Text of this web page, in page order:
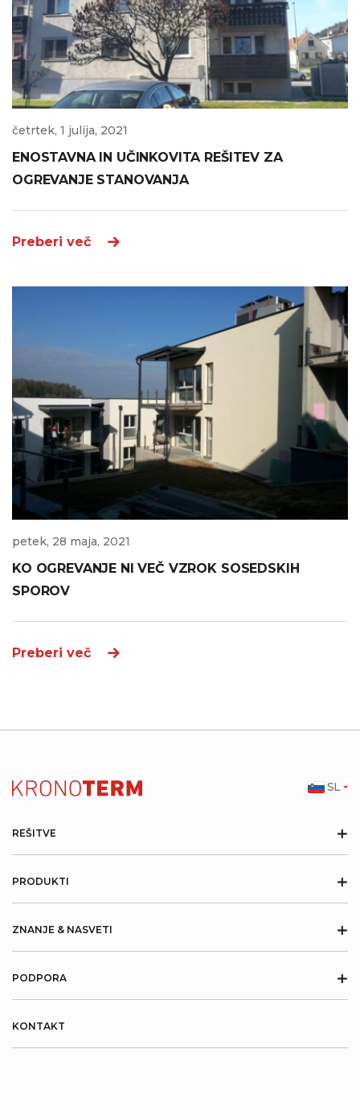
četrtek, 1 julija, 2021
ENOSTAVNA IN UČINKOVITA REŠITEV ZA
OGREVANJE STANOVANJA
Preberi več
petek, 28 maja, 2021
KO OGREVANJE NI VEČ VZROK SOSEDSKIH
SPOROV
Preberi več
REŠITVE +
PRODUKTI +
ZNANJE & NASVETI +
PODPORA +
KONTAKT
SL